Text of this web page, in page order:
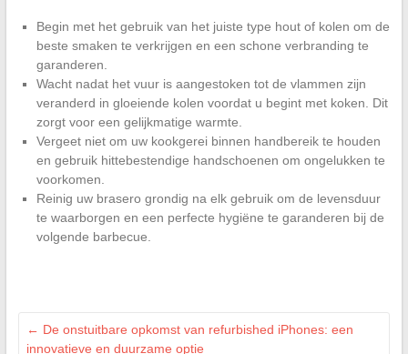
Begin met het gebruik van het juiste type hout of kolen om de
beste smaken te verkrijgen en een schone verbranding te
garanderen.
Wacht nadat het vuur is aangestoken tot de vlammen zijn
veranderd in gloeiende kolen voordat u begint met koken. Dit
zorgt voor een gelijkmatige warmte.
Vergeet niet om uw kookgerei binnen handbereik te houden
en gebruik hittebestendige handschoenen om ongelukken te
voorkomen.
Reinig uw brasero grondig na elk gebruik om de levensduur
te waarborgen en een perfecte hygiëne te garanderen bij de
volgende barbecue.
← De onstuitbare opkomst van refurbished iPhones: een
innovatieve en duurzame optie